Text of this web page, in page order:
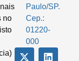
no
Paulo/SP.
Cep.:
01220-
000